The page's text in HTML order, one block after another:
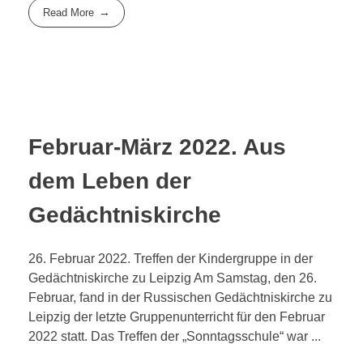
Read More
Februar-März 2022. Aus
dem Leben der
Gedächtniskirche
26. Februar 2022. Treffen der Kindergruppe in der
Gedächtniskirche zu Leipzig Am Samstag, den 26.
Februar, fand in der Russischen Gedächtniskirche zu
Leipzig der letzte Gruppenunterricht für den Februar
2022 statt. Das Treffen der „Sonntagsschule“ war ...